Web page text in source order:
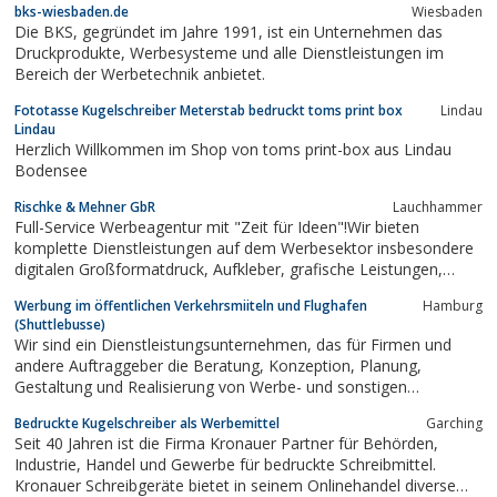
Gruppendynamik im Sinne vom „Schwarmgeist“. Sie sind online,
print & merchandising. Sie sind...
bks-wiesbaden.de Wiesbaden
Die BKS, gegründet im Jahre 1991, ist ein Unternehmen das
Druckprodukte, Werbesysteme und alle Dienstleistungen im
Bereich der Werbetechnik anbietet.
Fototasse Kugelschreiber Meterstab bedruckt toms print box
Lindau
Lindau
Herzlich Willkommen im Shop von toms print-box aus Lindau
Bodensee
Rischke & Mehner GbR Lauchhammer
Full-Service Werbeagentur mit "Zeit für Ideen"!Wir bieten
komplette Dienstleistungen auf dem Werbesektor insbesondere
digitalen Großformatdruck, Aufkleber, grafische Leistungen,
Art sowie Werbeflächenvermietungen.
Werbung im öffentlichen Verkehrsmiiteln und Flughafen
(Shuttlebusse)
Hamburg
Wir sind ein Dienstleistungsunternehmen, das für Firmen und
andere Auftraggeber die Beratung, Konzeption, Planung,
Gestaltung und Realisierung von Werbe- und sonstigen
Verlehrsmitteln (deutschlandweit) und Flughäfen
(deutschlandweit)übernimmt. Hierzu haben wir spezielle...
Bedruckte Kugelschreiber als Werbemittel Garching
Seit 40 Jahren ist die Firma Kronauer Partner für Behörden,
Industrie, Handel und Gewerbe für bedruckte Schreibmittel.
Kronauer Schreibgeräte bietet in seinem Onlinehandel diverse